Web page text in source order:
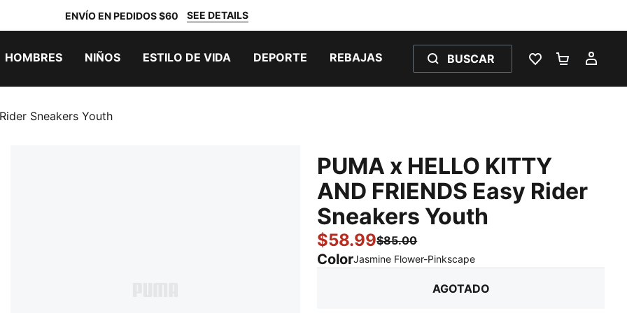
ENVÍO EN PEDIDOS $60 SEE DETAILS
HOMBRES NIÑOS ESTILO DE VIDA DEPORTE REBAJAS BUSCAR
LISTA DE
Sneakers Youth
PUMA x HELLO KITTY
AND FRIENDS Easy Rider
Sneakers Youth
$58.99$85.00
ColorJasmine Flower-Pinkscape:
AGOTADO